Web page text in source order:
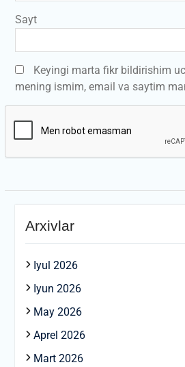
Sayt
Keyingi marta fikr bildirishim
mening ismim, email va saytim
Arxivlar
Iyul 2026
Iyun 2026
May 2026
Aprel 2026
Mart 2026